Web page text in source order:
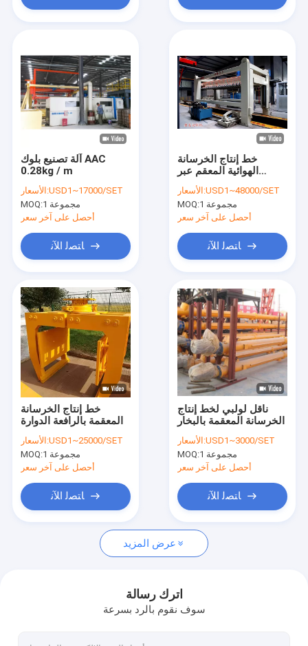
المنتجات
حول بنا
اتصل بنا
آلة بلوك AAC
آلة قطع بلوك AAC
آلة تصنيع بلوك الخرسانة الأوتوماتيكية
آلة تصنيع البلوك شبه الأوتوماتيكية
آلة لوحة الجدار خفيفة الوزن
الأوتوكلاف AAC
آلة تصنيع بلوك AAC
0.28kg / m
الأسعار:USD1~17000/SET
MOQ:
1 مجموعة
أحصل على آخر سعر
ﺎﺘﺼﻟ ﺍﻶﻧ
خط إنتاج الخرسانة
الهوائية المعقم عبر
القاطع
الأسعار:USD1~48000/SET
MOQ:
1 مجموعة
أحصل على آخر سعر
ﺎﺘﺼﻟ ﺍﻶﻧ
خط إنتاج الخرسانة
المعقمة بالرافعة الدوارة
الأسعار:USD1~25000/SET
MOQ:
1 مجموعة
أحصل على آخر سعر
ﺎﺘﺼﻟ ﺍﻶﻧ
ناقل لولبي لخط إنتاج
الخرسانة المعقمة بالبخار
الأسعار:USD1~3000/SET
MOQ:
1 مجموعة
أحصل على آخر سعر
ﺎﺘﺼﻟ ﺍﻶﻧ
عرض المزيد
اترك رسالة
سوف نقوم بالرد بسرعة